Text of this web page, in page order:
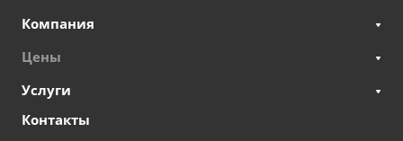
Компания
Цены
Услуги
Контакты